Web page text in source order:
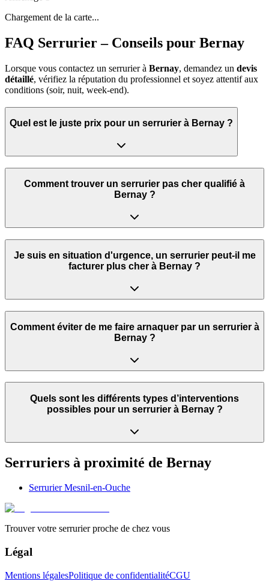
Chargement de la carte...
FAQ Serrurier – Conseils pour Bernay
Lorsque vous contactez un serrurier à Bernay, demandez un devis
détaillé, vérifiez la réputation du professionnel et soyez attentif aux
conditions (soir, nuit, week‑end).
Quel est le juste prix pour un serrurier à Bernay ?
Comment trouver un serrurier pas cher qualifié à
Bernay ?
Je suis en situation d'urgence, un serrurier peut‑il me
facturer plus cher à Bernay ?
Comment éviter de me faire arnaquer par un serrurier à
Bernay ?
Quels sont les différents types d’interventions
possibles pour un serrurier à Bernay ?
Serruriers à proximité de Bernay
SerrurierMesnil-en-Ouche
Trouver votre serrurier proche de chez vous
Légal
Mentions légalesPolitique de confidentialitéCGU